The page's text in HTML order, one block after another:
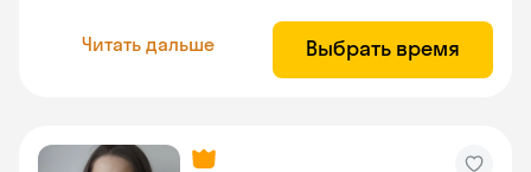
Читать дальше Выбрать время